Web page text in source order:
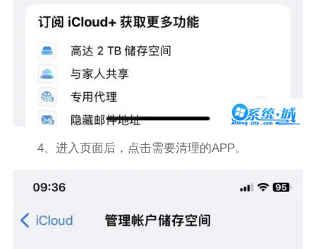
4、进入页面后，点击需要清理的APP。